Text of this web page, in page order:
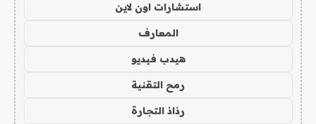
استشارات اون لاين
المعارف
هيدب فيديو
رمح التقنية
رذاذ التجارة